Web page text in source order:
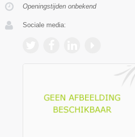
Openingstijden onbekend
Sociale media: